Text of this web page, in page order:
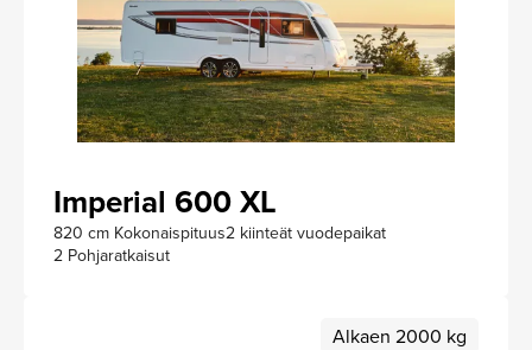
Imperial 600 XL
820 cm Kokonaispituus2 kiinteät vuodepaikat
2 Pohjaratkaisut
Alkaen 2000 kg